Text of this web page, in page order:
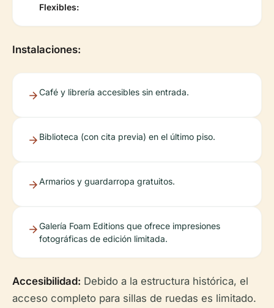
Flexibles:
Instalaciones:
Café y librería accesibles sin entrada.
Biblioteca (con cita previa) en el último piso.
Armarios y guardarropa gratuitos.
Galería Foam Editions que ofrece impresiones
fotográficas de edición limitada.
Accesibilidad: Debido a la estructura histórica, el
acceso completo para sillas de ruedas es limitado.